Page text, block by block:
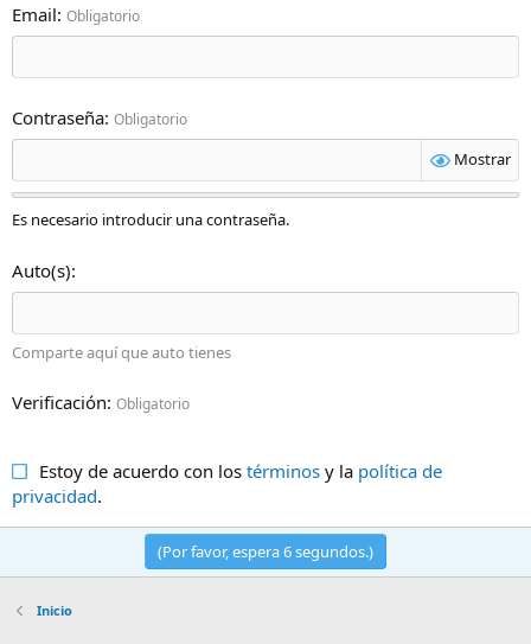
Email Obligatorio
Contraseña Obligatorio
Mostrar
Es necesario introducir una contraseña.
Auto(s)
Comparte aquí que auto tienes
Verificación Obligatorio
Estoy de acuerdo con los términosy la política de
privacidad.
(Por favor, espera6segundos.)
Inicio